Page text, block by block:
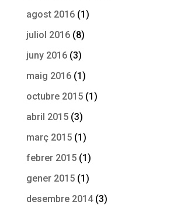
agost 2016(1)
juliol 2016(8)
juny 2016(3)
maig 2016(1)
octubre 2015(1)
abril 2015(3)
març 2015(1)
febrer 2015(1)
gener 2015(1)
desembre 2014(3)